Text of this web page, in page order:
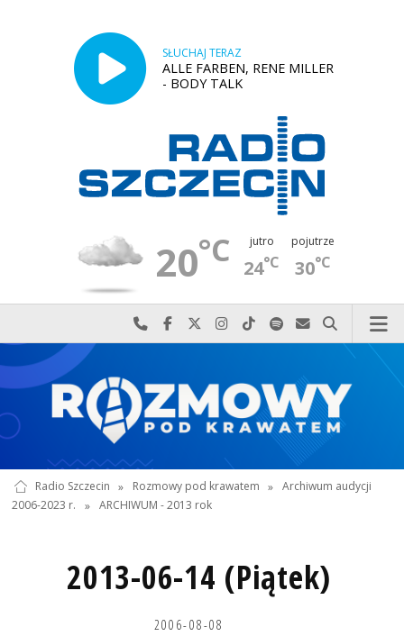
SŁUCHAJ TERAZ
ALLE FARBEN, RENE MILLER
- BODY TALK
20°C jutro
24°C
pojutrze
30°C
Najlepiej po prostu do nas zadzwoń
Odwiedź nas na Facebook-u
Odwiedź nas na X
Odwiedź nas na Instagram-ie
Odwiedź nas na TikTok-u
Szukaj nas na Spotify
Wyślij do nas
Szukaj
Radio Szczecin » Rozmowy pod krawatem » Archiwum audycji
2006-2023 r.
» ARCHIWUM - 2013 rok
2013-06-14 (Piątek)
2006-08-08